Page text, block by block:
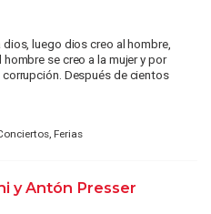
luego dios creo al hombre,
se creo a la mujer y por
Después de cientos
Ferias
y Antón Presser